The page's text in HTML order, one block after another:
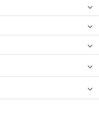
お歳暮
ジルスチュアート
SK-Ⅱ
新宿高野
ママ＆キッズ
五月人形